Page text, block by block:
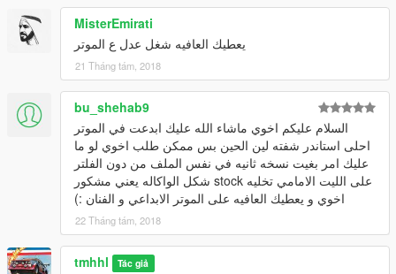
MisterEmirati
يعطيك العافيه شغل عدل ع الموتر
21 Tháng tám, 2018
bu_shehab9
السلام عليكم اخوي ماشاء الله عليك ابدعت في الموتر
احلى استاندر شفته لين الحين بس ممكن طلب اخوي لو ما
عليك امر بغيت نسخه ثانيه في نفس الملف من دون الفلتر
على الليت الامامي تخليه stock شكل الواكاله يعني مشكور
اخوي و يعطيك العافيه على الموتر الابداعي و الفنان :)
22 Tháng tám, 2018
tmhhl Tác giả